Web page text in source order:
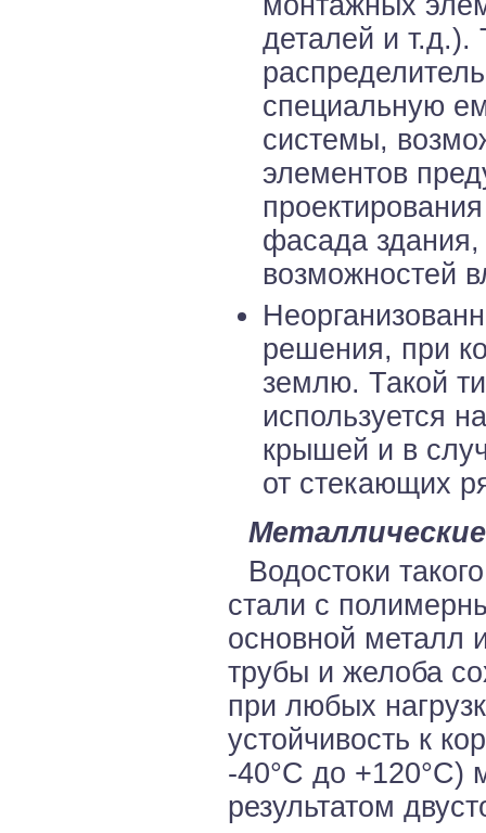
деталей и т.д.).
специальную
системы,
элементов
фасада
возможностей
решения, при
землю. Такой
используется
крышей и в
от стекающих
Водостоки
стали с
основной металл
трубы и желоба
при любых
устойчивость к
-40°С до +120°С)
результатом